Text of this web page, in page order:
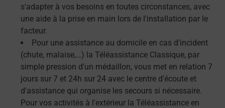
s'adapter à vos besoins en toutes circonstances, avec
une aide à la prise en main lors de l'installation par le
facteur.
Pour une assistance au domicile en cas d'incident
(chute, malaise,…) la Téléassistance Classique, par
simple pression d'un médaillon, vous met en relation 7
jours sur 7 et 24h sur 24 avec le centre d'écoute et
d'assistance qui organise les secours si nécessaire.
Pour vos activités à l'extérieur la Téléassistance en